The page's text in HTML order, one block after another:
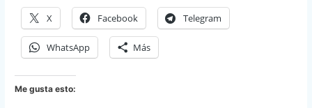
X Facebook Telegram
WhatsApp Más
Me gusta esto: